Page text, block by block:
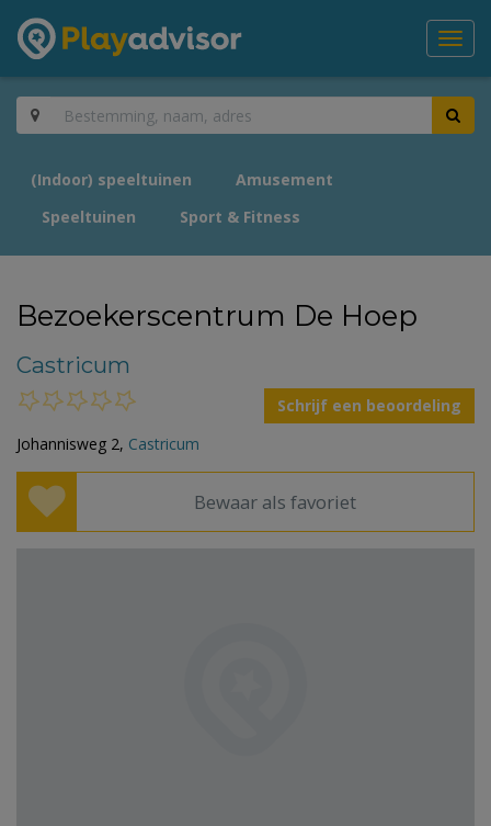
(Indoor) speeltuinen
Amusement
Speeltuinen
Sport & Fitness
Bezoekerscentrum De Hoep
Castricum
Schrijf een beoordeling
Johannisweg 2, Castricum
Bewaar als favoriet